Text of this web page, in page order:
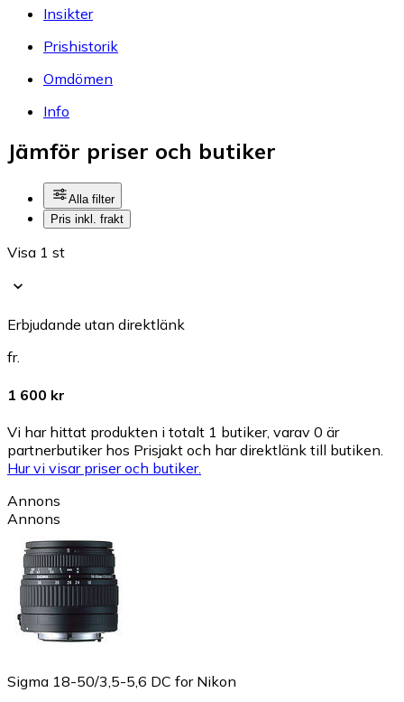
Insikter
Prishistorik
Omdömen
Info
Jämför priser och butiker
Alla filter
Pris inkl. frakt
Visa 1 st
Erbjudande utan direktlänk
fr.
1 600 kr
Vi har hittat produkten i totalt 1 butiker, varav 0 är
partnerbutiker hos Prisjakt och har direktlänk till butiken.
Hur vi visar priser och butiker.
Annons
Annons
Sigma 18-50/3,5-5,6 DC for Nikon